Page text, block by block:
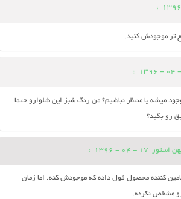
:
تر موجودش کنید.
:
میشه یا منتظر نباشیم؟ من رنگ شبز این شلوارو حتما
رو بگید؟
استور 17 - 04 - 1396
:
کننده محصول قول داده که موجودش کنه. اما زمان
مشخص نکرده.